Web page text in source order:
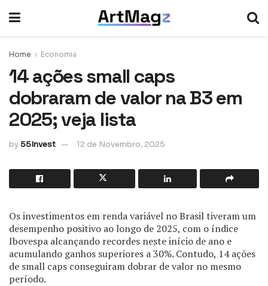
Home Economia
14 ações small caps
dobraram de valor na B3 em
2025; veja lista
by 55Invest 12 de Novembro, 2025
Os investimentos em renda variável no Brasil tiveram um
desempenho positivo ao longo de 2025, com o índice
Ibovespa alcançando recordes neste início de ano e
acumulando ganhos superiores a 30%. Contudo, 14 ações
de small caps conseguiram dobrar de valor no mesmo
período.